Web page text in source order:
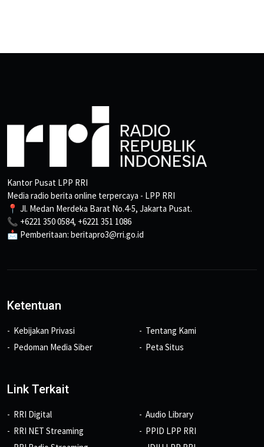
Kantor Pusat LPP RRI
Media radio berita online terpercaya - LPP RRI
📍 Jl. Medan Merdeka Barat No.4-5, Jakarta Pusat.
📞 +6221 350 0584, +6221 351 1086
📩 Pemberitaan: beritapro3@rri.go.id
Ketentuan
Kebijakan Privasi
Pedoman Media Siber
Tentang Kami
Peta Situs
Link Terkait
RRI Digital
RRI NET Streaming
Audio Library
PPID LPP RRI